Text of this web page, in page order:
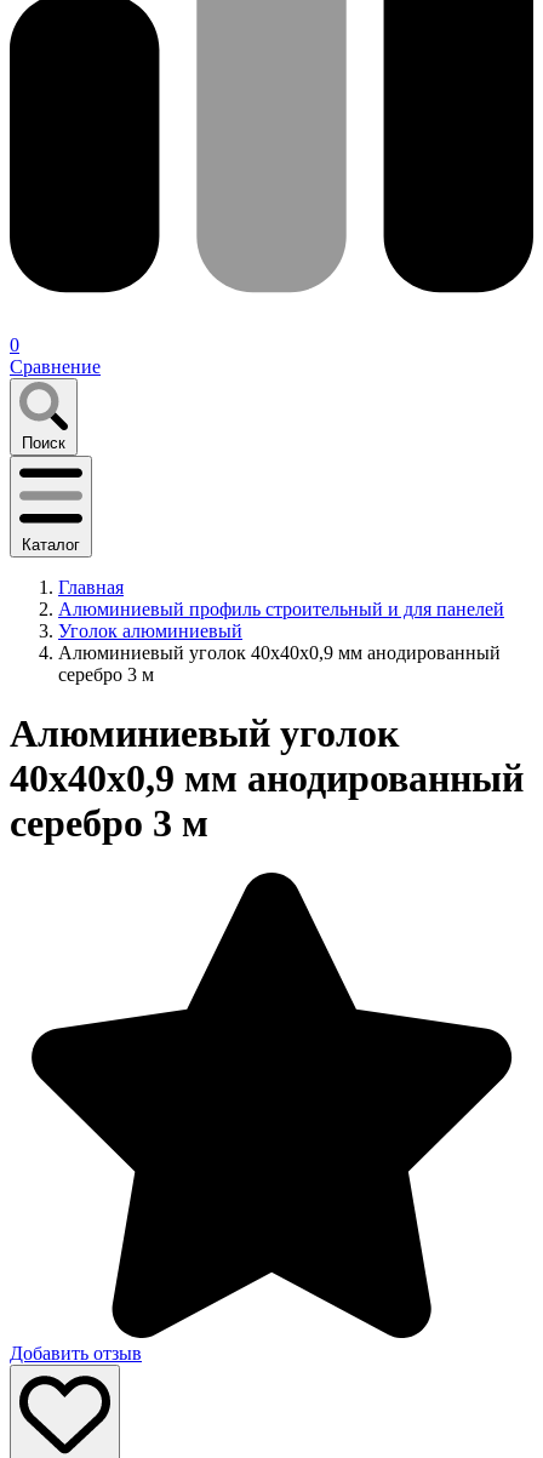
0
Сравнение
Поиск
Каталог
Главная
Алюминиевый профиль строительный и для панелей
Уголок алюминиевый
Алюминиевый уголок 40х40х0,9 мм анодированный
серебро 3 м
Алюминиевый уголок
40х40х0,9 мм анодированный
серебро 3 м
Добавить отзыв